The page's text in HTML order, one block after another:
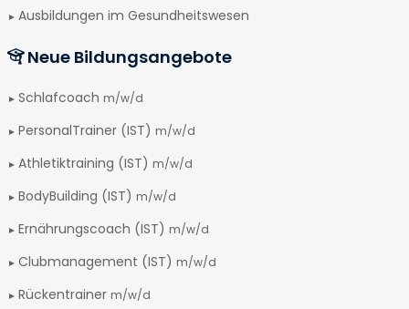
Ausbildungen im Gesundheitswesen
Neue Bildungsangebote
Schlafcoach m/w/d
PersonalTrainer (IST) m/w/d
Athletiktraining (IST) m/w/d
BodyBuilding (IST) m/w/d
Ernährungscoach (IST) m/w/d
Clubmanagement (IST) m/w/d
Rückentrainer m/w/d